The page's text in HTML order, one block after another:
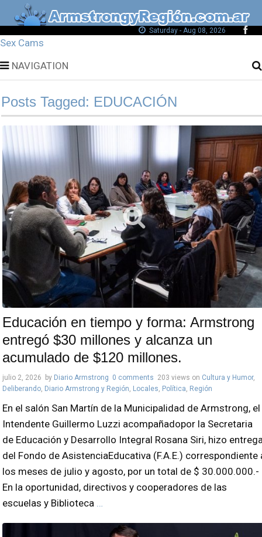
Saturday - Aug 08, 2026
Sex Cams
NAVIGATION
Posts Tagged: EDUCACIÓN
Educación en tiempo y forma: Armstrong
entregó $30 millones y alcanza un
acumulado de $120 millones.
julio 2, 2026 by Diario Armstrong 0 comments 203 views on Cultura y Humor,
Deliberando, Diario Armstrong y Región, Locales, Política, Región
En el salón San Martín de la Municipalidad de Armstrong, el
Intendente Guillermo Luzzi acompañadopor la Secretaria
de Educación y Desarrollo Integral Rosana Siri, hizo
del Fondo de AsistenciaEducativa (F.A.E.) correspondiente
los meses de julio y agosto, por un total de $ 30.000.000.-
En la oportunidad, directivos y cooperadores de las
escuelas y Biblioteca …